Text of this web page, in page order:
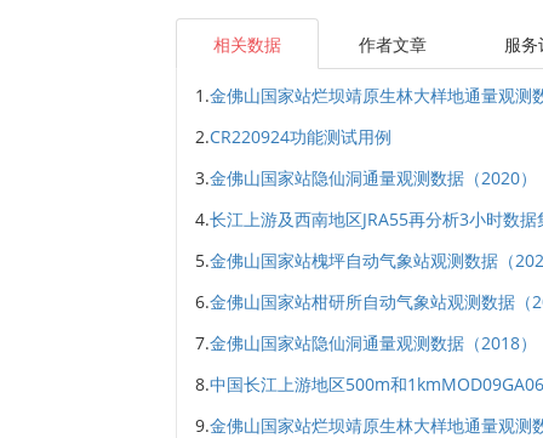
相关数据 作者文章 服
1.金佛山国家站烂坝靖原生林大样地通量观测
2.CR220924功能测试用例
3.金佛山国家站隐仙洞通量观测数据（2020）
4.长江上游及西南地区JRA55再分析3小时数
5.金佛山国家站槐坪自动气象站观测数据（
6.金佛山国家站柑研所自动气象站观测数据（
7.金佛山国家站隐仙洞通量观测数据（2018）
8.中国长江上游地区500m和
9.金佛山国家站烂坝靖原生林大样地通量观测